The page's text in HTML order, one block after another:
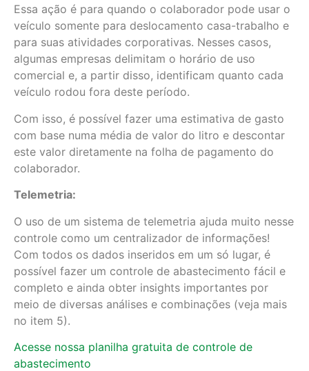
Essa ação é para quando o colaborador pode usar o
veículo somente para deslocamento casa-trabalho e
para suas atividades corporativas. Nesses casos,
algumas empresas delimitam o horário de uso
comercial e, a partir disso, identificam quanto cada
veículo rodou fora deste período.
Com isso, é possível fazer uma estimativa de gasto
com base numa média de valor do litro e descontar
este valor diretamente na folha de pagamento do
colaborador.
Telemetria:
O uso de um sistema de telemetria ajuda muito nesse
controle como um centralizador de informações!
Com todos os dados inseridos em um só lugar, é
possível fazer um controle de abastecimento fácil e
completo e ainda obter insights importantes por
meio de diversas análises e combinações (veja mais
no item 5).
Acesse nossa planilha gratuita de controle de
abastecimento